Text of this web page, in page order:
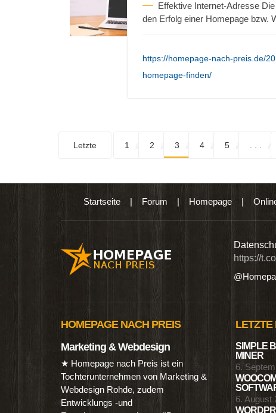
Effektive Internet-Adresse
den Erfolg einer Homepage bzw.
https://homepage-nach-preis.de/
homepage-finden/
Letzte 1 2 3 4 5
Startseite| Forum | Homepage|
Produkten wie Ebooks & DVDs.…
https://
HOMEPAGE NACH PREIS
Marketing & Webdesign
★ Homepage nach Preis ist ein
Tochterunternehmen von Marketing &
Webdesign Rohde, zudem
Entwicklungs -und
LETZTE
SIMPLE
MINER
6.
6. August